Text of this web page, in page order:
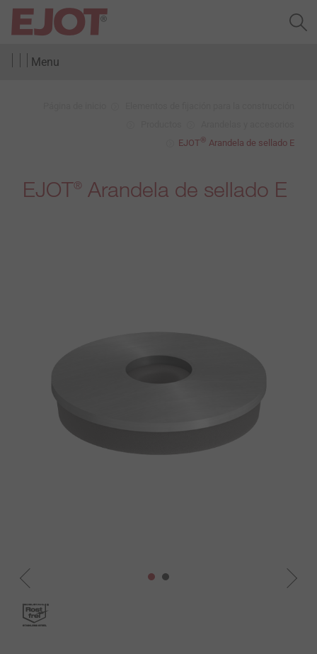
Menu
EJOT® Arandela de sellado E
EJOT® Arandela de sellado E